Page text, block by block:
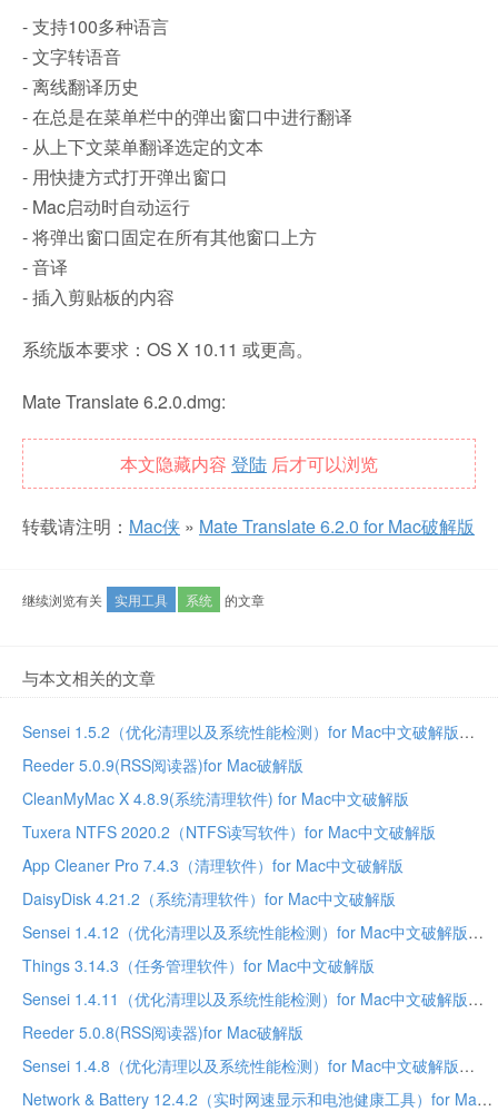
- 支持100多种语言
- 文字转语音
- 离线翻译历史
- 在总是在菜单栏中的弹出窗口中进行翻译
- 从上下文菜单翻译选定的文本
- 用快捷方式打开弹出窗口
- Mac启动时自动运行
- 将弹出窗口固定在所有其他窗口上方
- 音译
- 插入剪贴板的内容
系统版本要求：OS X 10.11 或更高。
Mate Translate 6.2.0.dmg:
本文隐藏内容 登陆 后才可以浏览
转载请注明： Mac侠 » Mate Translate 6.2.0 for Mac破解版
继续浏览有关 实用工具 系统 的文章
与本文相关的文章
Sensei 1.5.2（优化清理以及系统性能检测）for Mac中文破解版
Reeder 5.0.9(RSS阅读器)for Mac破解版
CleanMyMac X 4.8.9(系统清理软件) for Mac中文破解版
Tuxera NTFS 2020.2（NTFS读写软件）for Mac中文破解版
App Cleaner Pro 7.4.3（清理软件）for Mac中文破解版
DaisyDisk 4.21.2（系统清理软件）for Mac中文破解版
Sensei 1.4.12（优化清理以及系统性能检测）for Mac中文破解版
Things 3.14.3（任务管理软件）for Mac中文破解版
Sensei 1.4.11（优化清理以及系统性能检测）for Mac中文破解版
Reeder 5.0.8(RSS阅读器)for Mac破解版
Sensei 1.4.8（优化清理以及系统性能检测）for Mac中文破解版
Network & Battery 12.4.2（实时网速显示和电池健康工具）for Mac中文破解版